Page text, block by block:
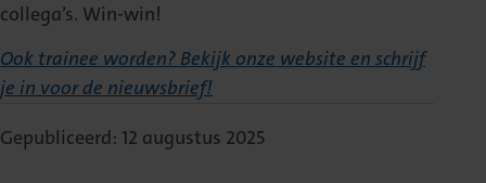
collega’s. Win-win!
Ook trainee worden? Bekijk onze website en schrijf
je in voor de nieuwsbrief!
Gepubliceerd: 12 augustus 2025